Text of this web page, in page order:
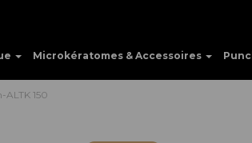
Microkératomes & Accessoires
ALTK 150